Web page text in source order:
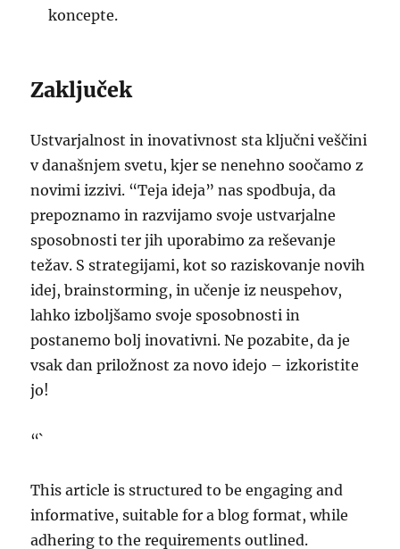
koncepte.
Zaključek
Ustvarjalnost in inovativnost sta ključni veščini
v današnjem svetu, kjer se nenehno soočamo z
novimi izzivi. “Teja ideja” nas spodbuja, da
prepoznamo in razvijamo svoje ustvarjalne
sposobnosti ter jih uporabimo za reševanje
težav. S strategijami, kot so raziskovanje novih
idej, brainstorming, in učenje iz neuspehov,
lahko izboljšamo svoje sposobnosti in
postanemo bolj inovativni. Ne pozabite, da je
vsak dan priložnost za novo idejo – izkoristite
jo!
“`
This article is structured to be engaging and
informative, suitable for a blog format, while
adhering to the requirements outlined.